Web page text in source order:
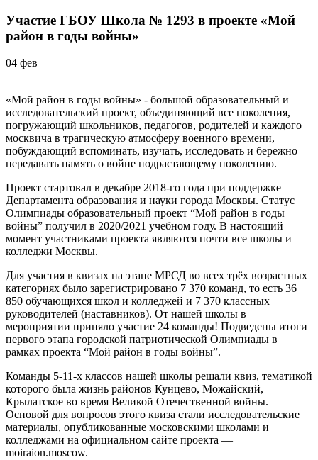
Участие ГБОУ Школа № 1293 в проекте «Мой
район в годы войны»
04 фев
«Мой район в годы войны» - большой образовательный и
исследовательский проект, объединяющий все поколения,
погружающий школьников, педагогов, родителей и каждого
москвича в трагическую атмосферу военного времени,
побуждающий вспоминать, изучать, исследовать и бережно
передавать память о войне подрастающему поколению.
Проект стартовал в декабре 2018-го года при поддержке
Департамента образования и науки города Москвы. Статус
Олимпиады образовательный проект “Мой район в годы
войны” получил в 2020/2021 учебном году. В настоящий
момент участниками проекта являются почти все школы и
колледжи Москвы.
Для участия в квизах на этапе МРСД во всех трёх возрастных
категориях было зарегистрировано 7 370 команд, то есть 36
850 обучающихся школ и колледжей и 7 370 классных
руководителей (наставников). От нашей школы в
мероприятии приняло участие 24 команды! Подведены итоги
первого этапа городской патриотической Олимпиады в
рамках проекта “Мой район в годы войны”.
Команды 5-11-х классов нашей школы решали квиз, тематикой
которого была жизнь районов Кунцево, Можайский,
Крылатское во время Великой Отечественной войны.
Основой для вопросов этого квиза стали исследовательские
материалы, опубликованные московскими школами и
колледжами на официальном сайте проекта —
moiraion.moscow.